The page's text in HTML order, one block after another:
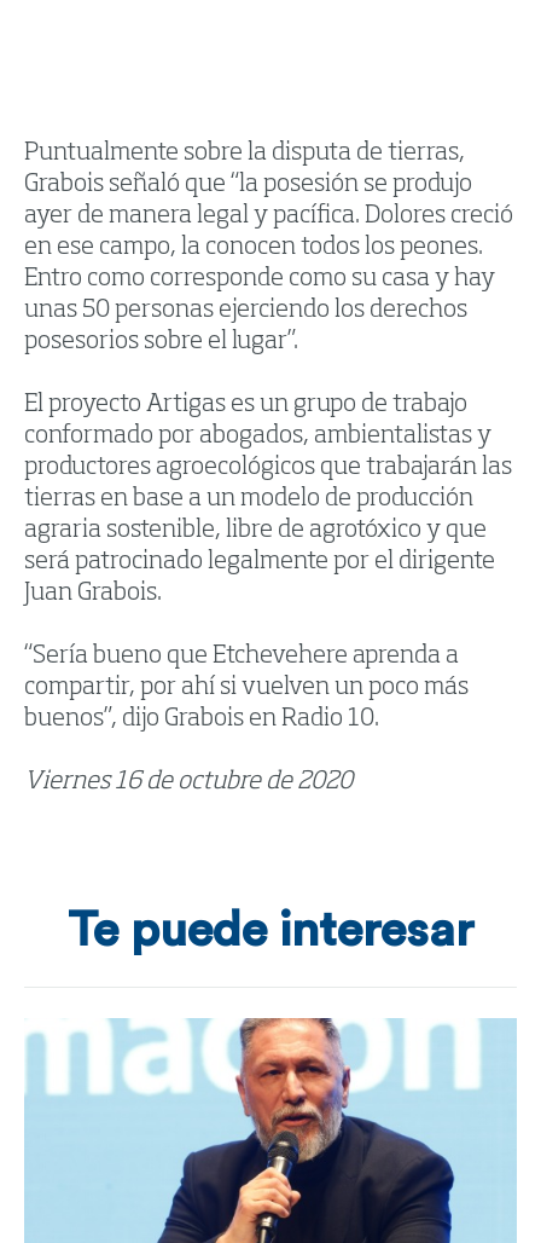
Puntualmente sobre la disputa de tierras,
Grabois señaló que “la posesión se produjo
ayer de manera legal y pacífica. Dolores creció
en ese campo, la conocen todos los peones.
Entro como corresponde como su casa y hay
unas 50 personas ejerciendo los derechos
posesorios sobre el lugar”.
El proyecto Artigas es un grupo de trabajo
conformado por abogados, ambientalistas y
productores agroecológicos que trabajarán las
tierras en base a un modelo de producción
agraria sostenible, libre de agrotóxico y que
será patrocinado legalmente por el dirigente
Juan Grabois.
“Sería bueno que Etchevehere aprenda a
compartir, por ahí si vuelven un poco más
buenos”, dijo Grabois en Radio 10.
Viernes 16 de octubre de 2020
Te puede interesar